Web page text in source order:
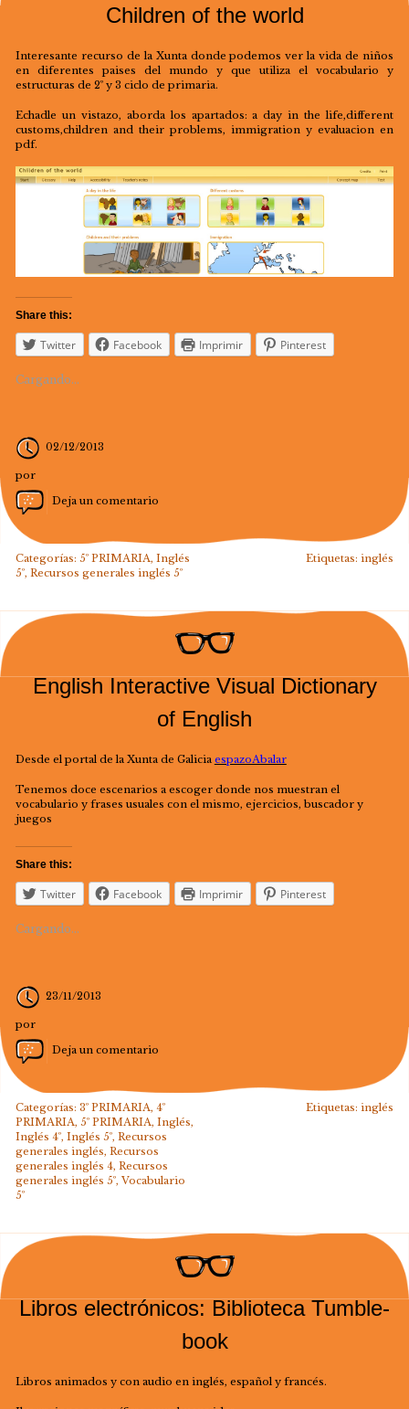
Children of the world
Interesante recurso de la Xunta donde podemos ver la vida de niños
en diferentes paises del mundo y que utiliza el vocabulario y
estructuras de 2º y 3 ciclo de primaria.
Echadle un vistazo, aborda los apartados: a day in the life,different
customs,children and their problems, immigration y evaluacion en
pdf.
Share this:
Twitter Facebook Imprimir Pinterest
Cargando...
02/12/2013
por
Deja un comentario
Categorías: 5º PRIMARIA, Inglés
5º, Recursos generales inglés 5º
Etiquetas:inglés
English Interactive Visual Dictionary
of English
Desde el portal de la Xunta de Galicia espazoAbalar
Tenemos doce escenarios a escoger donde nos muestran el
vocabulario y frases usuales con el mismo, ejercicios, buscador y
juegos
Share this:
Twitter Facebook Imprimir Pinterest
Cargando...
23/11/2013
por
Deja un comentario
Categorías: 3º PRIMARIA, 4º
PRIMARIA, 5º PRIMARIA, Inglés,
Inglés 4º, Inglés 5º, Recursos
generales inglés, Recursos
generales inglés 4, Recursos
generales inglés 5º, Vocabulario
5º
Etiquetas:inglés
Libros electrónicos: Biblioteca Tumble-
book
Libros animados y con audio en inglés, español y francés.